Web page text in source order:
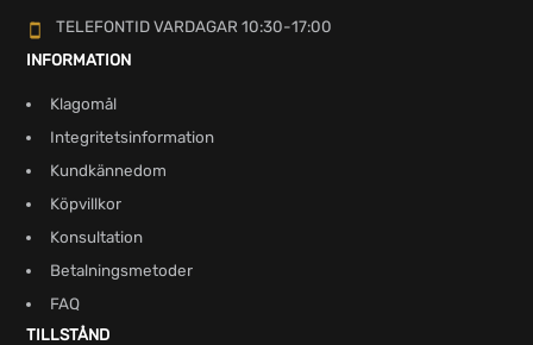
TELEFONTID VARDAGAR 10:30-17:00
INFORMATION
Klagomål
Integritetsinformation
Kundkännedom
Köpvillkor
Konsultation
Betalningsmetoder
FAQ
TILLSTÅND